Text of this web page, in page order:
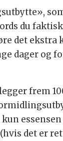
du
det
dager og
frem
det er